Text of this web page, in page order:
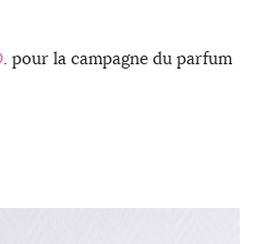
. pour la campagne du parfum